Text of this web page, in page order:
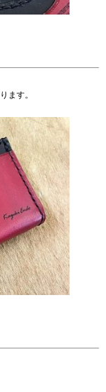
ます。